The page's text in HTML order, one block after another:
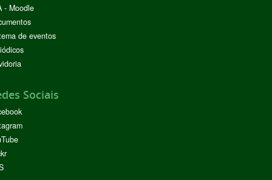
- Moodle
de eventos
Sociais